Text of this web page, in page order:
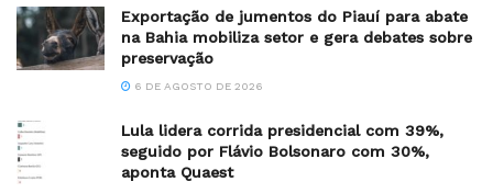
Exportação de jumentos do Piauí para abate
na Bahia mobiliza setor e gera debates sobre
preservação
6 DE AGOSTO DE 2026
Lula lidera corrida presidencial com 39%,
seguido por Flávio Bolsonaro com 30%,
aponta Quaest